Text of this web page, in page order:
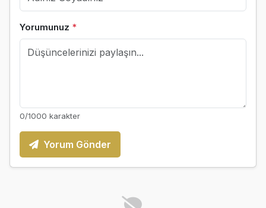
Yorumunuz *
0/1000 karakter
Yorum Gönder